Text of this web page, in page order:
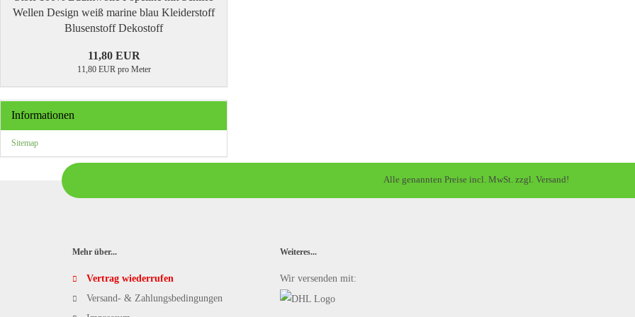
Wellen Design weiß marine blau Kleiderstoff
Blusenstoff Dekostoff
11,80 EUR
11,80 EUR pro Meter
Informationen
Sitemap
Alle genannten Preise incl. MwSt. zzgl. Versand!
Mehr über...
Vertrag wiederrufen
Versand- & Zahlungsbedingungen
Weiteres...
Wir versenden mit: